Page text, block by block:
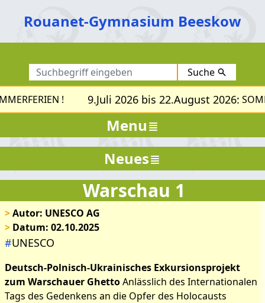
Rouanet-Gymnasium Beeskow
Suche
! 9.Juli 2026 bis 22.August 2026:
Menu
Warschau 1
>Autor: UNESCO AG
> Datum: 02.10.2025
#UNESCO
Deutsch-Polnisch-Ukrainisches Exkursionsprojekt
zum Warschauer GhettoAnlässlich des Internationalen
Tags des Gedenkens an die Opfer des Holocausts
Neues